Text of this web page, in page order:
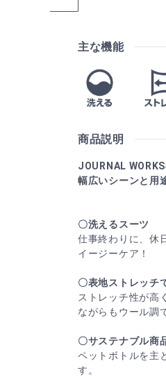
主な機能
商品説明
JOURNAL
幅広いシーンと用
〇洗えるスーツ
仕事終わりに、休
イージーケア！
〇表地ストレッチ
ストレッチ性が高
ながらもウール調
〇サステナブル商
ペットボトルを主
す。